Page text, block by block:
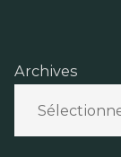
Archives